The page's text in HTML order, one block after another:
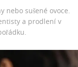
sušené ovoce.
a prodlení v